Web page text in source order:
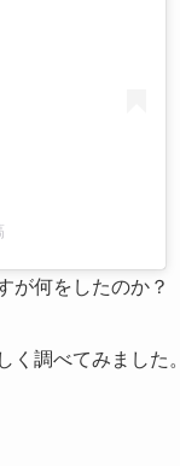
が何をしたのか？
調べてみました。